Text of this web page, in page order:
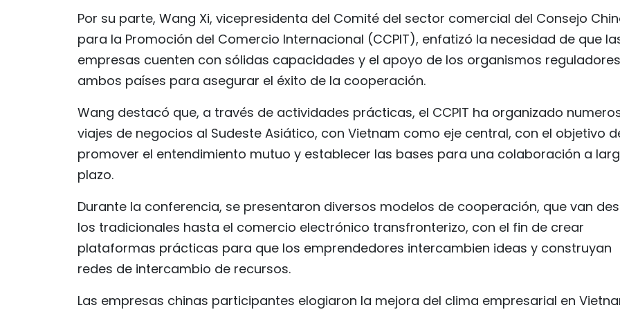
Por su parte, Wang Xi, vicepresidenta del Comité del sector comercial del Consejo
para la Promoción del Comercio Internacional (CCPIT), enfatizó la necesidad de que
empresas cuenten con sólidas capacidades y el apoyo de los organismos
ambos países para asegurar el éxito de la cooperación.
Wang destacó que, a través de actividades prácticas, el CCPIT ha organizado
viajes de negocios al Sudeste Asiático, con Vietnam como eje central, con el objetivo
promover el entendimiento mutuo y establecer las bases para una colaboración a
plazo.
Durante la conferencia, se presentaron diversos modelos de cooperación, que van
los tradicionales hasta el comercio electrónico transfronterizo, con el fin de crear
plataformas prácticas para que los emprendedores intercambien ideas y construyan
redes de intercambio de recursos.
Las empresas chinas participantes elogiaron la mejora del clima empresarial en